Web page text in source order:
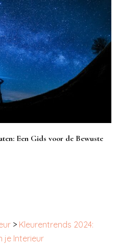
Een Gids voor de Bewuste
> Kleurentrends 2024:
je Interieur